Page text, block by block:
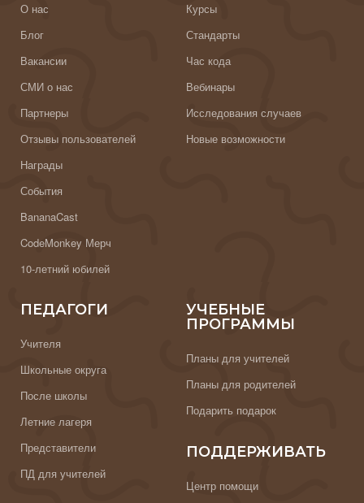
О нас
Блог
Вакансии
СМИ о нас
Партнеры
Отзывы пользователей
Награды
События
BananaCast
CodeMonkey Мерч
10-летний юбилей
Курсы
Стандарты
Час кода
Вебинары
Исследования случаев
Новые возможности
ПЕДАГОГИ
Учителя
Школьные округа
После школы
Летние лагеря
Представители
ПД для учителей
УЧЕБНЫЕ
ПРОГРАММЫ
Планы для учителей
Планы для родителей
Подарить подарок
ПОДДЕРЖИВАТЬ
Центр помощи